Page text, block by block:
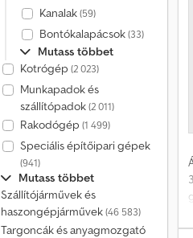
Kanalak(59)
Bontókalapácsok(33)
Mutass többet
Kotrógép (2 023)
Munkapadok és
szállítópadok(2 011)
Rakodógép (1 499)
Speciális építőipari gépek
(941)
Mutass többet
Szállítójárművek és
haszongépjárművek(46 583)
Targoncák és anyagmozgató